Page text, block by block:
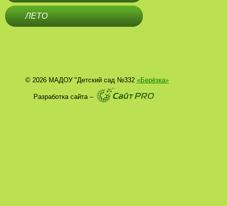
ЛЕТО
© 2026 МАДОУ "Детский сад №332 «Берёзка»
Разработка сайта –